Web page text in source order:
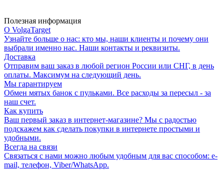
Полезная информация
О VolgaTarget
Узнайте больше о нас: кто мы, наши клиенты и почему они
выбрали именно нас. Наши контакты и реквизиты.
Доставка
Отправим ваш заказ в любой регион России или СНГ, в день
оплаты. Максимум на следующий день.
Мы гарантируем
Обмен мятых банок с пульками. Все расходы за пересыл - за
наш счет.
Как купить
Ваш первый заказ в интернет-магазине? Мы с радостью
подскажем как сделать покупки в интернете простыми и
удобными.
Всегда на связи
Связаться с нами можно любым удобным для вас способом: e-
mail, телефон, Viber/WhatsApp.